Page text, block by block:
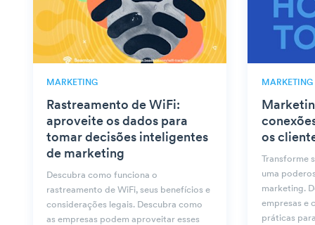
MARKETING
Rastreamento de WiFi:
aproveite os dados para
tomar decisões inteligentes
de marketing
Descubra como funciona o
rastreamento de WiFi, seus benefícios e
considerações legais. Descubra como
as empresas podem aproveitar esses
MARKETING
os
Transforme
uma
marketing.
empresas e
práticas